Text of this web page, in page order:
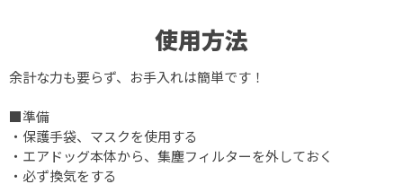
使用方法
余計な力も要らず、お手入れは簡単です！
■準備
・保護手袋、マスクを使用する
・エアドッグ本体から、集塵フィルターを外しておく
・必ず換気をする